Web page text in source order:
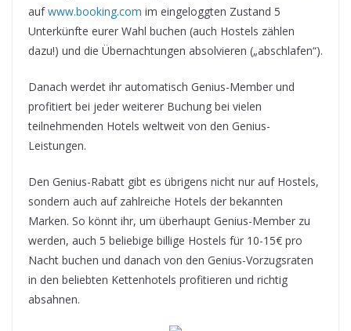
aufwww.booking.com im eingeloggten Zustand 5
Unterkünfte eurer Wahl buchen (auch Hostels zählen
dazu!) und die Übernachtungen absolvieren („abschlafen“).
Danach werdet ihr automatisch Genius-Member und
profitiert bei jeder weiterer Buchung bei vielen
teilnehmenden Hotels weltweit von den Genius-
Leistungen.
Den Genius-Rabatt gibt es übrigens nicht nur auf Hostels,
sondern auch auf zahlreiche Hotels der bekannten
Marken. So könnt ihr, um überhaupt Genius-Member zu
werden, auch 5 beliebige billige Hostels für 10-15€ pro
Nacht buchen und danach von den Genius-Vorzugsraten
in den beliebten Kettenhotels profitieren und richtig
absahnen.